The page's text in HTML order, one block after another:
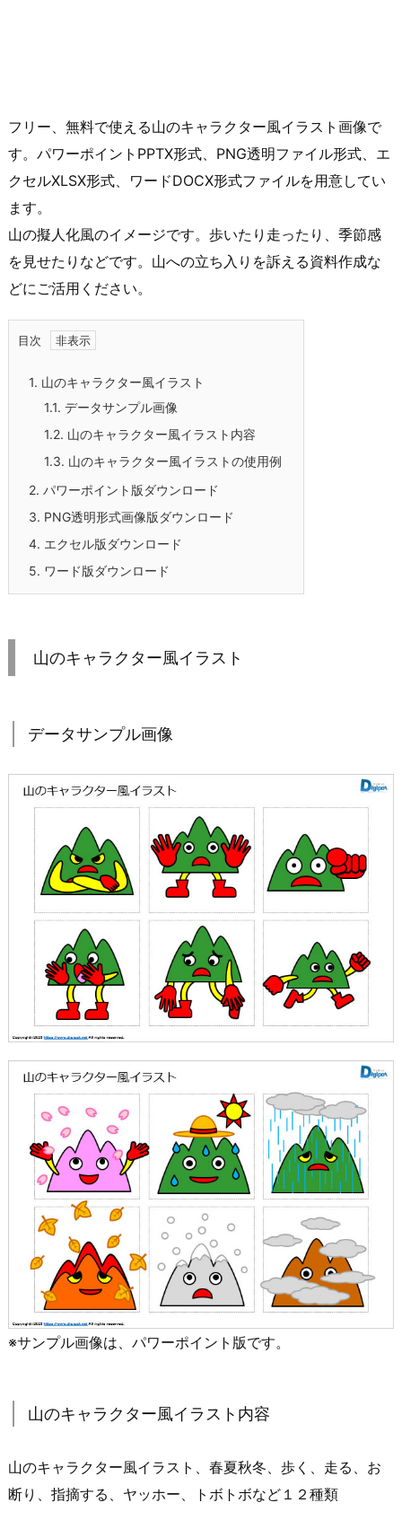
フリー、無料で使える山のキャラクター風イラスト画像で
す。パワーポイントPPTX形式、PNG透明ファイル形式、エ
クセルXLSX形式、ワードDOCX形式ファイルを用意してい
ます。
山の擬人化風のイメージです。歩いたり走ったり、季節感
を見せたりなどです。山への立ち入りを訴える資料作成な
どにご活用ください。
目次
1. 山のキャラクター風イラスト
1.1. データサンプル画像
1.2. 山のキャラクター風イラスト内容
1.3. 山のキャラクター風イラストの使用例
2. パワーポイント版ダウンロード
3. PNG透明形式画像版ダウンロード
4. エクセル版ダウンロード
5. ワード版ダウンロード
山のキャラクター風イラスト
データサンプル画像
※サンプル画像は、パワーポイント版です。
山のキャラクター風イラスト内容
山のキャラクター風イラスト、春夏秋冬、歩く、走る、お
断り、指摘する、ヤッホー、トボトボなど１２種類